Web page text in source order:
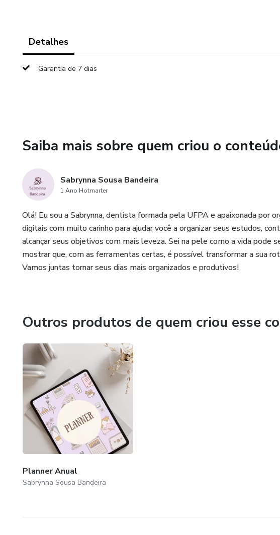
Detalhes
Garantia de 7 dias
Saiba mais sobre quem criou o
Sabrynna Sousa Bandeira
1 Ano Hotmarter
Olá! Eu sou a Sabrynna, dentista formada pela UFPA e apaixonada por
digitais com muito carinho para ajudar você a organizar seus estudos,
alcançar seus objetivos com mais leveza. Sei na pele como a vida pode
mostrar que, com as ferramentas certas, é possível transformar a sua
Vamos juntas tornar seus dias mais organizados e produtivos!
Outros produtos de quem criou esse
Planner Anual
Sabrynna Sousa Bandeira